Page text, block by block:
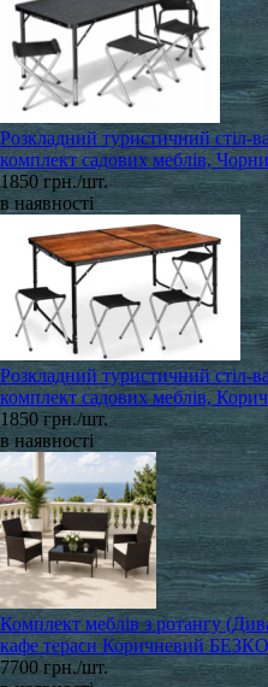
Розкладний туристичний стіл-
комплект садових меблів,
1850 грн./шт.
в наявності
Розкладний туристичний стіл-
комплект садових меблів,
1850 грн./шт.
в наявності
Комплект меблів з ротангу
кафе тераси Коричневий
7700 грн./шт.